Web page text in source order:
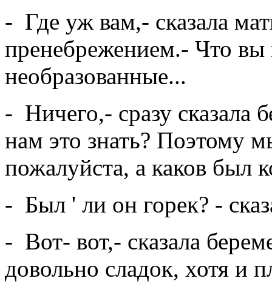
- Где уж вам,- сказала
пренебрежением.- Что
необразованные...
- Ничего,- сразу сказала
нам это знать? Поэтому
пожалуйста, а каков был
- Был ' ли он горек? -
- Вот- вот,- сказала
довольно сладок, хотя и